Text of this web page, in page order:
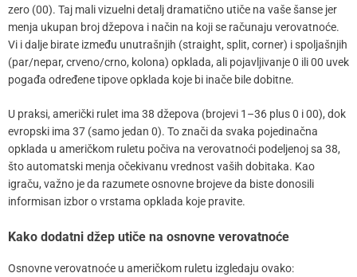
zero (00). Taj mali vizuelni detalj dramatično utiče na vaše šanse jer
menja ukupan broj džepova i način na koji se računaju verovatnoće.
Vi i dalje birate između unutrašnjih (straight, split, corner) i spoljašnjih
(par/nepar, crveno/crno, kolona) opklada, ali pojavljivanje 0 ili 00 uvek
pogađa određene tipove opklada koje bi inače bile dobitne.
U praksi, američki rulet ima 38 džepova (brojevi 1–36 plus 0 i 00), dok
evropski ima 37 (samo jedan 0). To znači da svaka pojedinačna
opklada u američkom ruletu počiva na verovatnoći podeljenoj sa 38,
što automatski menja očekivanu vrednost vaših dobitaka. Kao
igraču, važno je da razumete osnovne brojeve da biste donosili
informisan izbor o vrstama opklada koje pravite.
Kako dodatni džep utiče na osnovne verovatnoće
Osnovne verovatnoće u američkom ruletu izgledaju ovako: